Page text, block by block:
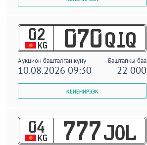
02
KG 070 QIQ
Аукцион башталган күнү Баштапкы баа
10.08.2026 09:30 22 000
04
KG 777 JOL